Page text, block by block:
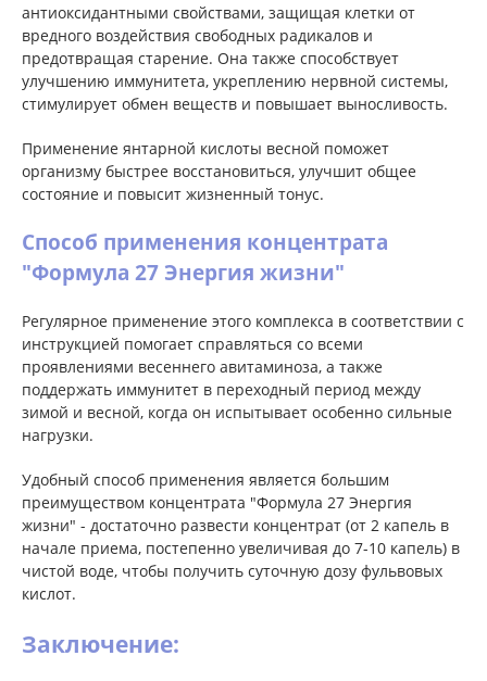
антиоксидантными свойствами, защищая клетки от
вредного воздействия свободных радикалов и
предотвращая старение. Она также способствует
улучшению иммунитета, укреплению нервной системы,
стимулирует обмен веществ и повышает выносливость.
Применение янтарной кислоты весной поможет
организму быстрее восстановиться, улучшит общее
состояние и повысит жизненный тонус.
Способ применения концентрата
"Формула 27 Энергия жизни"
Регулярное применение этого комплекса в соответствии с
инструкцией помогает справляться со всеми
проявлениями весеннего авитаминоза, а также
поддержать иммунитет в переходный период между
зимой и весной, когда он испытывает особенно сильные
нагрузки.
Удобный способ применения является большим
преимуществом концентрата "Формула 27 Энергия
жизни" - достаточно развести концентрат (от 2 капель в
начале приема, постепенно увеличивая до 7-10 капель) в
чистой воде, чтобы получить суточную дозу фульвовых
кислот.
Заключение: